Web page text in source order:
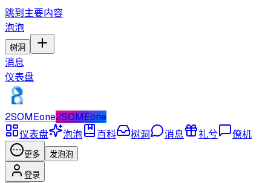
跳到主要内容
泡泡
树洞
消息
仪表盘
2SOMEone2SOMEone
仪表盘
泡泡 百科 树洞 消息 礼兮 僚机
更多 发泡泡
登录